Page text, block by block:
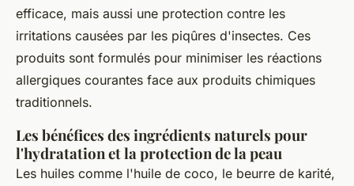
efficace, mais aussi une protection contre les
irritations causées par les piqûres d'insectes. Ces
produits sont formulés pour minimiser les réactions
allergiques courantes face aux produits chimiques
traditionnels.
Les bénéfices des ingrédients naturels pour
l'hydratation et la protection de la peau
Les huiles comme l'huile de coco, le beurre de karité,